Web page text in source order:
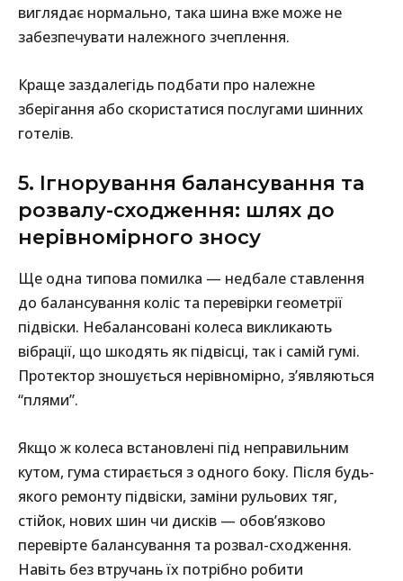
виглядає нормально, така шина вже може не
забезпечувати належного зчеплення.
Краще заздалегідь подбати про належне
зберігання або скористатися послугами шинних
готелів.
5. Ігнорування балансування та
розвалу-сходження: шлях до
нерівномірного зносу
Ще одна типова помилка — недбале ставлення
до балансування коліс та перевірки геометрії
підвіски. Небалансовані колеса викликають
вібрації, що шкодять як підвісці, так і самій гумі.
Протектор зношується нерівномірно, з’являються
“плями”.
Якщо ж колеса встановлені під неправильним
кутом, гума стирається з одного боку. Після будь-
якого ремонту підвіски, заміни рульових тяг,
стійок, нових шин чи дисків — обов’язково
перевірте балансування та розвал-сходження.
Навіть без втручань їх потрібно робити